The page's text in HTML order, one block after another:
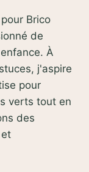
Brico
de
À
j'aspire
pour
verts tout en
des